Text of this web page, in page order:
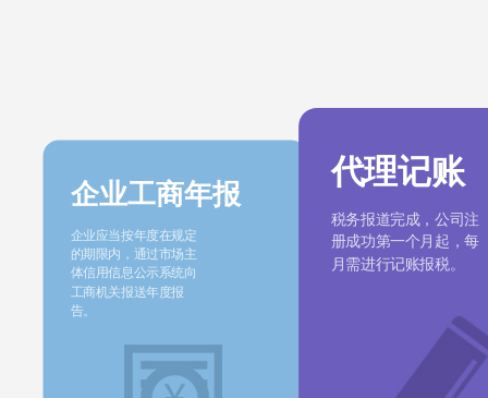
企业工商年报
企业应当按年度在规定
的期限内，通过市场主
体信用信息公示系统向
工商机关报送年度报
告。
代理记账
税务报道完成，公司注
册成功第一个月起，每
月需进行记账报税。